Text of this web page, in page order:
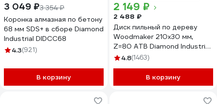
3 049 ₽3 354 ₽
Коронка алмазная по бетону
68 мм SDS+ в сборе Diamond
Industrial DIDCC68
4.3(921)
В корзину
2 149 ₽
2 488 ₽
Диск пильный по дереву
Woodmaker 210x30 мм,
Z=80 ATB Diamond Industrial
DIDD210Z80
4.8(1463)
В корзину